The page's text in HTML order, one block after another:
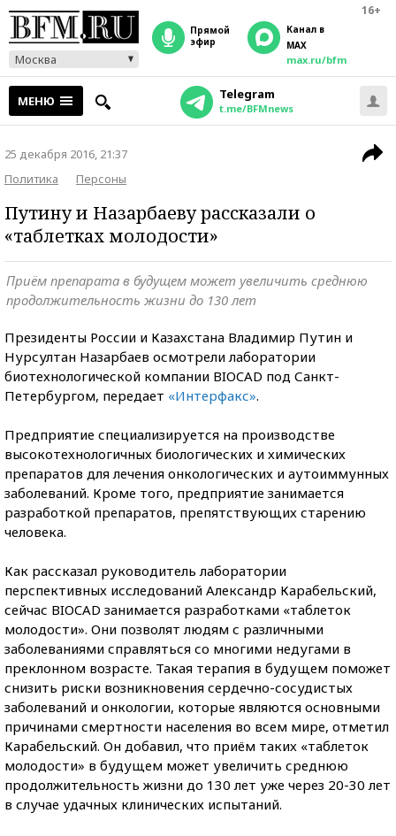
16+
Москва
прямой
эфир
Канал в
MAX
max.ru/bfm
МЕНЮ Telegram
t.me/BFMnews
25 декабря 2016, 21:37
Политика
Персоны
Путину и Назарбаеву рассказали о
«таблетках молодости»
Приём препарата в будущем может увеличить среднюю
продолжительность жизни до 130 лет
Президенты России и Казахстана Владимир Путин и
Нурсултан Назарбаев осмотрели лаборатории
биотехнологической компании BIOCAD под Санкт-
Петербургом, передает «Интерфакс».
Предприятие специализируется на производстве
высокотехнологичных биологических и химических
препаратов для лечения онкологических и аутоиммунных
заболеваний. Кроме того, предприятие занимается
разработкой препаратов, препятствующих старению
человека.
Как рассказал руководитель лаборатории
перспективных исследований Александр Карабельский,
сейчас BIOCAD занимается разработками «таблеток
молодости». Они позволят людям с различными
заболеваниями справляться со многими недугами в
преклонном возрасте. Такая терапия в будущем поможет
снизить риски возникновения сердечно-сосудистых
заболеваний и онкологии, которые являются основными
причинами смертности населения во всем мире, отметил
Карабельский. Он добавил, что приём таких «таблеток
молодости» в будущем может увеличить среднюю
продолжительность жизни до 130 лет уже через 20-30 лет
в случае удачных клинических испытаний.